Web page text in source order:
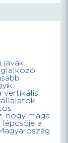
javak
vertikális
hogy maga
a